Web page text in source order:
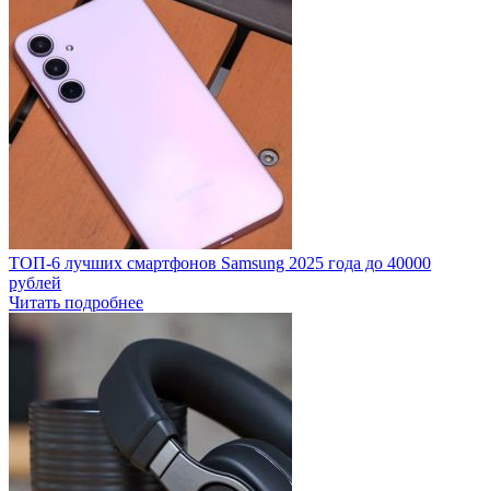
ТОП-6 лучших смартфонов Samsung 2025 года до 40000
рублей
Читать подробнее